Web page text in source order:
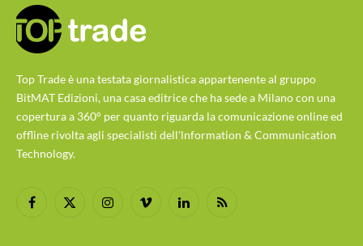
Top Trade è una testata giornalistica appartenente al gruppo
BitMAT Edizioni, una casa editrice che ha sede a Milano con una
copertura a 360° per quanto riguarda la comunicazione online ed
offline rivolta agli specialisti dell'lnformation & Communication
Technology.
Facebook
X
InstagramVimeo LinkedInRSS